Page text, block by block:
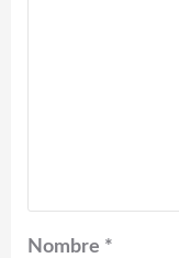
Nombre *